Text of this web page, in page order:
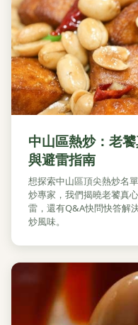
中山區熱炒：老
與避雷指南
想探索中山區頂尖熱炒名
炒專家，我們揭曉老饕真
雷，還有Q&A快問快答解
炒風味。